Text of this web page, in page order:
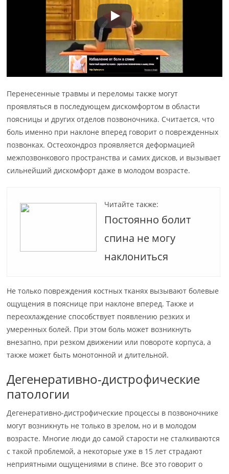
Перенесенные травмы и переломы также могут
проявляться в последующем дискомфортом в области
поясницы и других отделов позвоночника. Считается, что
боль именно при наклоне вперед говорит о поврежденных
позвонках. Остеохондроз проявляется деформацией
межпозвонкового пространства и самих дисков, и вызывает
сильнейший дискомфорт даже в молодом возрасте.
Читайте также:
Постоянно болит
спина не могу
наклониться
Не только повреждения костных тканях вызывают болевые
ощущения в пояснице при наклоне вперед. Также и
переохлаждение способствует появлению резких и
умеренных болей. При этом боль может возникнуть
внезапно, при резком движении или повороте корпуса, а
также может быть монотонной и длительной.
Дегенеративно-дистрофические
патологии
Дегенеративно-дистрофические процессы в позвоночнике
могут возникнуть не только в зрелом, но и в молодом
возрасте. Многие люди до самой старости не сталкиваются
с такой проблемой, а некоторые уже в 15 лет страдают
неприятными ощущениями в спине. Все это говорит о